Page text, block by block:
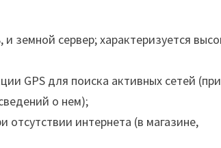
земной сервер; характеризуется
GPS для поиска активных сетей (при
о нем);
интернета (в магазине,